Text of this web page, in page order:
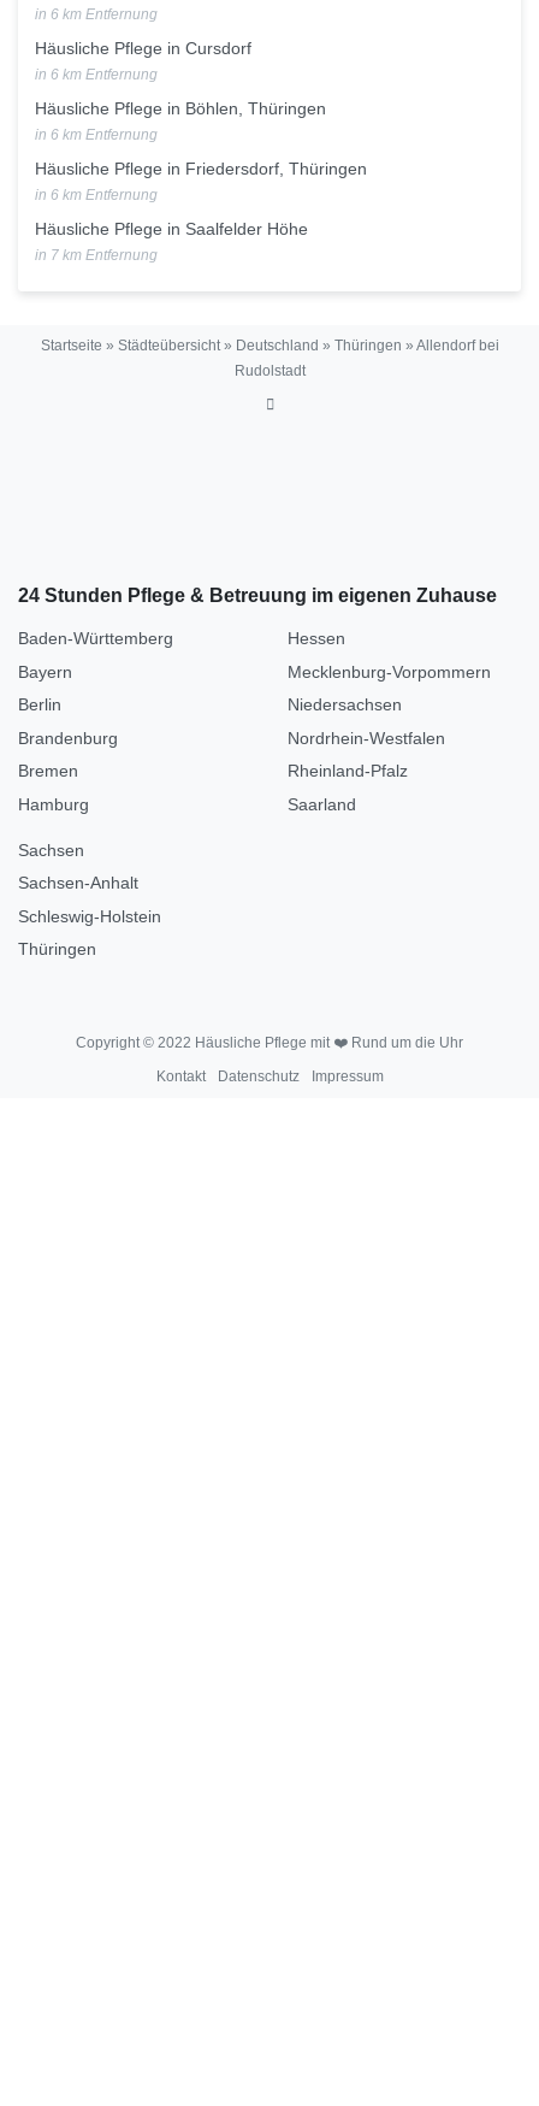
in 6 km Entfernung
Häusliche Pflege in Cursdorf
in 6 km Entfernung
Häusliche Pflege in Böhlen, Thüringen
in 6 km Entfernung
Häusliche Pflege in Friedersdorf, Thüringen
in 6 km Entfernung
Häusliche Pflege in Saalfelder Höhe
in 7 km Entfernung
Startseite » Städteübersicht» Deutschland » Thüringen » Allendorf bei
Rudolstadt
24 Stunden Pflege & Betreuung im eigenen Zuhause
Baden-Württemberg
Bayern
Berlin
Brandenburg
Bremen
Hamburg
Hessen
Mecklenburg-Vorpommern
Niedersachsen
Nordrhein-Westfalen
Rheinland-Pfalz
Saarland
Sachsen
Sachsen-Anhalt
Schleswig-Holstein
Thüringen
Copyright © 2022 Häusliche Pflege mit ❤️ Rund um die Uhr
Kontakt
Datenschutz Impressum